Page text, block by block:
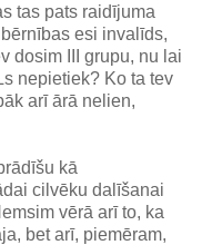
tas pats raidījuma
esi invalīds,
dosim III grupu, nu lai
nepietiek? Ko ta tev
arī ārā nelien,
kā
cilvēku dalīšanai
vērā arī to, ka
bet arī, piemēram,